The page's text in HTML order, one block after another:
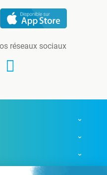
réseaux sociaux